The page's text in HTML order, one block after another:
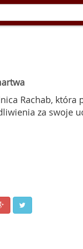
Rachab, która
za swoje